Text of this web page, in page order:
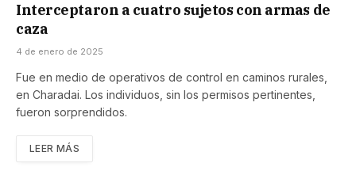
Interceptaron a cuatro sujetos con armas de
caza
4 de enero de 2025
Fue en medio de operativos de control en caminos rurales,
en Charadai. Los individuos, sin los permisos pertinentes,
fueron sorprendidos.
LEER MÁS